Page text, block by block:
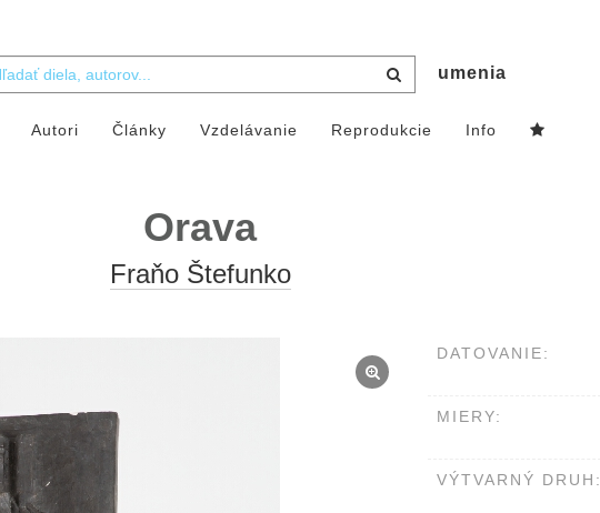
umenia
Autori Články Vzdelávanie Reprodukcie Info
Orava
Fraňo Štefunko
DATOVANIE:
MIERY:
VÝTVARNÝ DRUH: